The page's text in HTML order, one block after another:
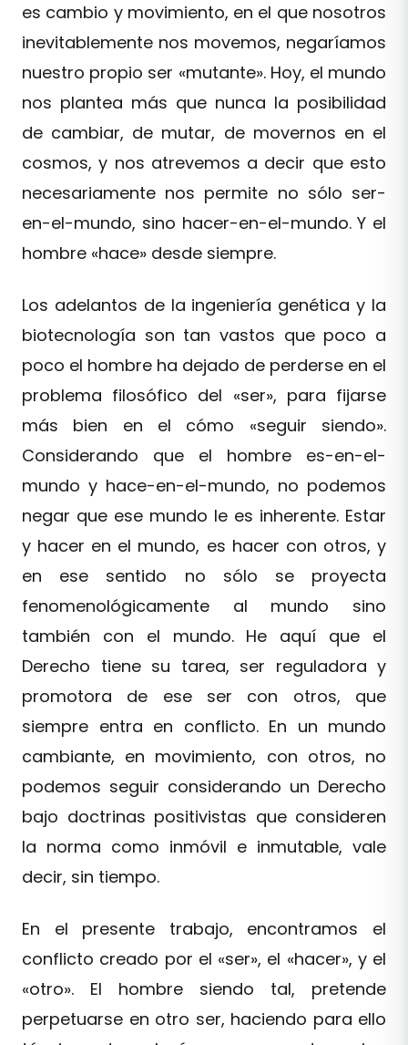
es cambio y movimiento, en el que nosotros
inevitablemente nos movemos, negaríamos
nuestro propio ser «mutante». Hoy, el mundo
nos plantea más que nunca la posibilidad
de cambiar, de mutar, de movernos en el
cosmos, y nos atrevemos a decir que esto
necesariamente nos permite no sólo ser-
en-el-mundo, sino hacer-en-el-mundo. Y el
hombre «hace» desde siempre.
Los adelantos de la ingeniería genética y la
biotecnología son tan vastos que poco a
poco el hombre ha dejado de perderse en el
problema filosófico del «ser», para fijarse
más bien en el cómo «seguir siendo».
Considerando que el hombre es-en-el-
mundo y hace-en-el-mundo, no podemos
negar que ese mundo le es inherente. Estar
y hacer en el mundo, es hacer con otros, y
en ese sentido no sólo se proyecta
fenomenológicamente al mundo sino
también con el mundo. He aquí que el
Derecho tiene su tarea, ser reguladora y
promotora de ese ser con otros, que
siempre entra en conflicto. En un mundo
cambiante, en movimiento, con otros, no
podemos seguir considerando un Derecho
bajo doctrinas positivistas que consideren
la norma como inmóvil e inmutable, vale
decir, sin tiempo.
En el presente trabajo, encontramos el
conflicto creado por el «ser», el «hacer», y el
«otro». El hombre siendo tal, pretende
perpetuarse en otro ser, haciendo para ello